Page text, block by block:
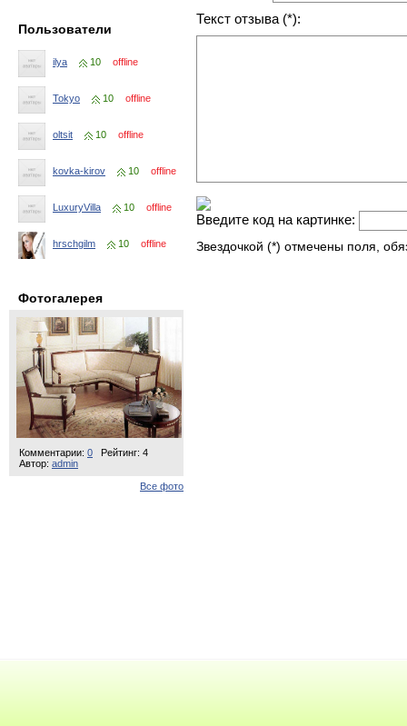
Пользователи
ilya 10 offline
Tokyo 10 offline
oltsit 10 offline
kovka-kirov 10 offline
LuxuryVilla 10 offline
hrschgilm 10 offline
Фотогалерея
Комментарии: 0
Рейтинг: 4
Автор: admin
Все фото
Текст отзыва (*):
Введите код на картинке:
Звездочкой (*) отмечены поля,